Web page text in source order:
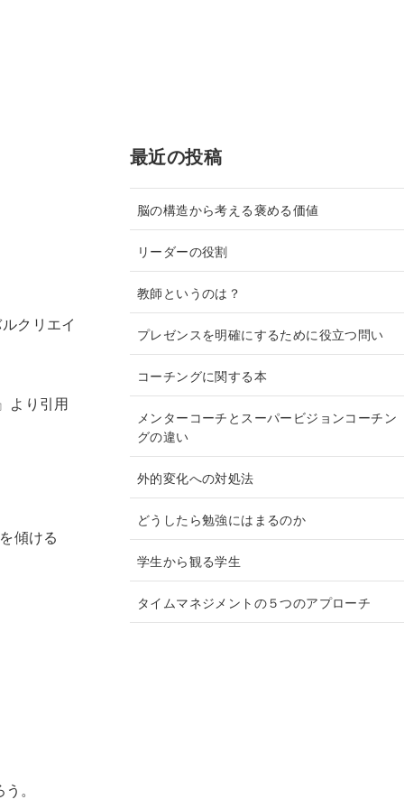
クリエイ
より引用
傾ける
。
最近の投稿
脳の構造から考える褒める価値
リーダーの役割
教師というのは？
プレゼンスを明確にするために役立つ問い
コーチングに関する本
メンターコーチとスーパービジョンコーチン
グの違い
外的変化への対処法
どうしたら勉強にはまるのか
学生から観る学生
タイムマネジメントの５つのアプローチ